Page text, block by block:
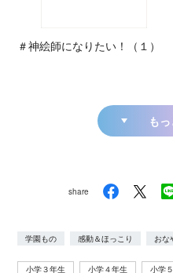
＃神絵師になりたい！（１）
も
share
学園もの 感動＆ほっこり おな
小学３年生 小学４年生 小学